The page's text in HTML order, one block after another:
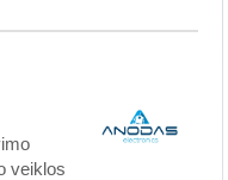
veiklos